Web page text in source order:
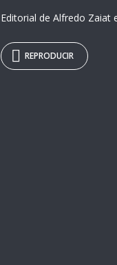
Editorial de Alfredo Zaiat
REPRODUCIR